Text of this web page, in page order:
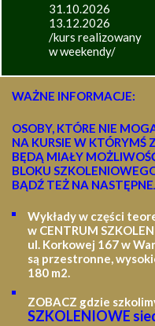
31.10.2026
13.12.2026
/kurs realizowany
w weekendy/
WAŻNE INFORMACJE:
OSOBY, KTÓRE NIE
NA KURSIE W KTÓRYMŚ
BĘDĄ MIAŁY
BLOKU
BĄDŹ TEŻ NA
Wykłady w części
w CENTRUM
ul. Korkowej 167 w
są przestronne,
180 m2.
ZOBACZ gdzie
SZKOLENIOWE